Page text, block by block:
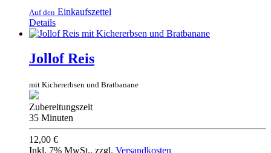
Auf den Einkaufszettel
Details
Jollof Reis
mit Kichererbsen und Bratbanane
Zubereitungszeit
35 Minuten
12,00 €
Inkl. 7% MwSt., zzgl. Versandkosten